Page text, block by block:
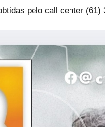
pelo call center (61)